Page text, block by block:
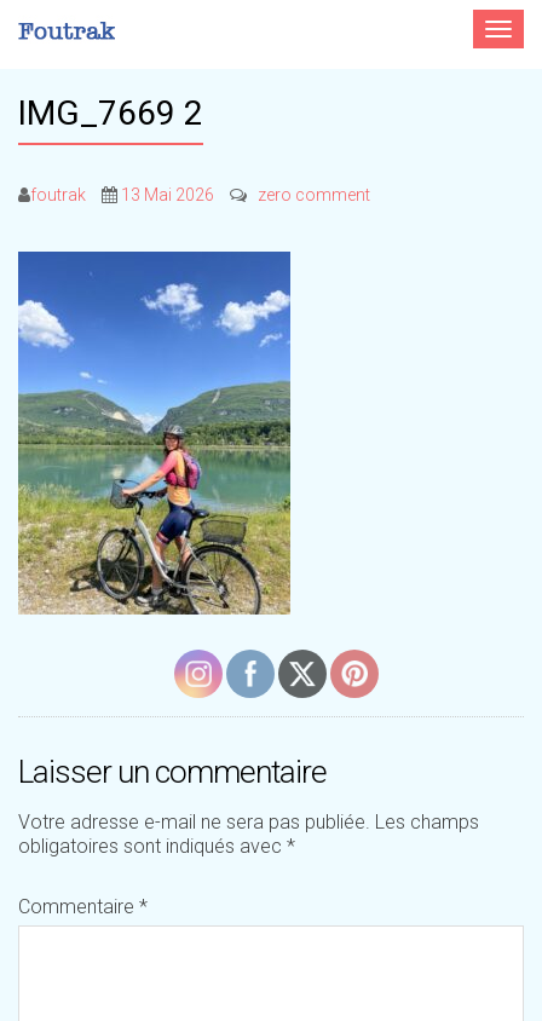
Toggle
IMG_7669 2
foutrak 13 Mai 2026 zero comment
Laisser un commentaire
Votre adresse e-mail ne sera pas publiée. Les champs
obligatoires sont indiqués avec *
Commentaire *